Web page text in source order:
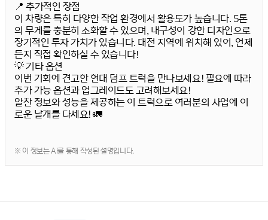
📍 추가적인 장점
이 차량은 특히 다양한 작업 환경에서 활용도가 높습니다. 5톤
의 무게를 충분히 소화할 수 있으며, 내구성이 강한 디자인으로
장기적인 투자 가치가 있습니다. 대전 지역에 위치해 있어, 언제
든지 직접 확인하실 수 있습니다!
💡 기타 옵션
이번 기회에 견고한 현대 덤프 트럭을 만나보세요! 필요에 따라
추가 가능 옵션과 업그레이드도 고려해보세요!
알찬 정보와 성능을 제공하는 이 트럭으로 여러분의 사업에 이
로운 날개를 다세요! 🚛
※ 이 정보는 AI를 통해 작성된 설명입니다.